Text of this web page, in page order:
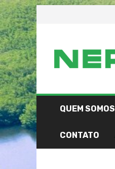
Skip
to
content
QUEM SOMOS
CONTATO